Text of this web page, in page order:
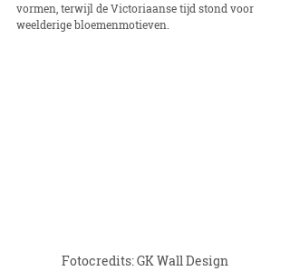
vormen, terwijl de Victoriaanse tijd stond voor
weelderige bloemenmotieven.
Fotocredits: GK Wall Design